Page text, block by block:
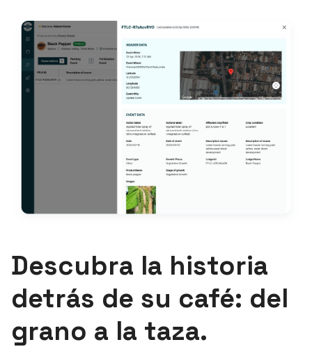
Descubra la historia
detrás de su café: del
grano a la taza.